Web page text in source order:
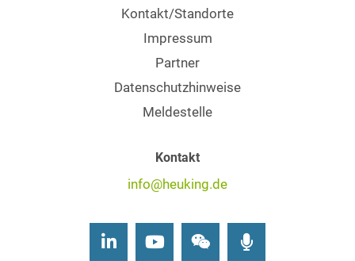
Kontakt/Standorte
Impressum
Partner
Datenschutzhinweise
Meldestelle
Kontakt
info@heuking.de
LinkedInYoutubeWechat